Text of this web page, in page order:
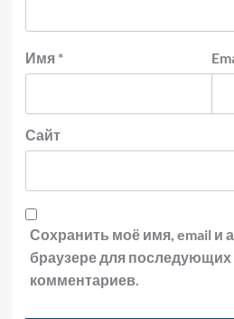
Имя *
Сайт
Сохранить моё имя, email и
браузере для
комментариев.